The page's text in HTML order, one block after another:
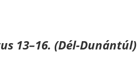
13–16. (Dél-Dunántúl)